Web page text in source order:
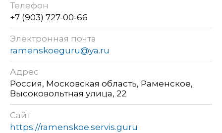
Телефон
+7 (903) 727-00-66
Электронная почта
ramenskoeguru@ya.ru
Адрес
Россия, Московская область, Раменское,
Высоковольтная улица, 22
Сайт
https://ramenskoe.servis.guru